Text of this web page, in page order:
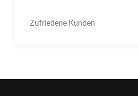
Zufriedene Kunden